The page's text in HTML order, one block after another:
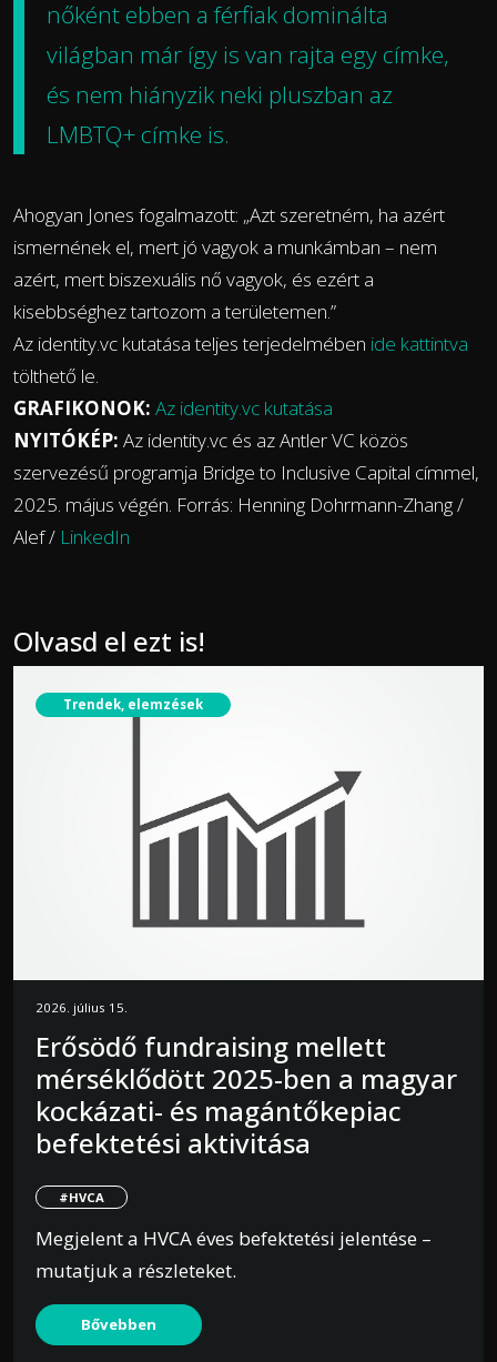
nőként ebben a férfiak dominálta
világban már így is van rajta egy címke,
és nem hiányzik neki pluszban az
LMBTQ+ címke is.
Ahogyan Jones fogalmazott: „Azt szeretném, ha azért
ismernének el, mert jó vagyok a munkámban – nem
azért, mert biszexuális nő vagyok, és ezért a
kisebbséghez tartozom a területemen.”
Az identity.vc kutatása teljes terjedelmében ide kattintva
tölthető le.
GRAFIKONOK: Az identity.vc kutatása
NYITÓKÉP: Az identity.vc és az Antler VC közös
szervezésű programja Bridge to Inclusive Capital címmel,
2025. május végén. Forrás: Henning Dohrmann-Zhang /
Alef / LinkedIn
Olvasd el ezt is!
Trendek, elemzések
2026. július 15.
Erősödő fundraising mellett
mérséklődött 2025-ben a magyar
kockázati- és magántőkepiac
befektetési aktivitása
#HVCA
Megjelent a HVCA éves befektetési jelentése –
mutatjuk a részleteket.
Bővebben